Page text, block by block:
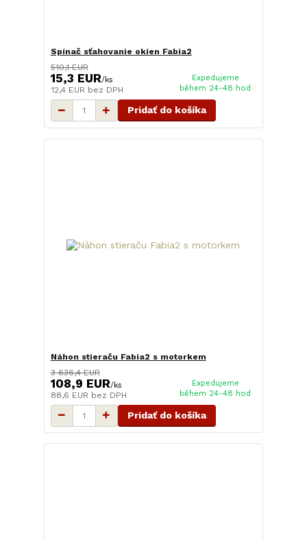
Spínač sťahovanie okien Fabia2
510,1 EUR
15,3 EUR/ks
12,4 EUR bez DPH
Expedujeme
během 24-48 hod
Pridať do košíka
Náhon stieraču Fabia2 s motorkem
3 636,4 EUR
108,9 EUR/ks
88,6 EUR bez DPH
Expedujeme
během 24-48 hod
Pridať do košíka